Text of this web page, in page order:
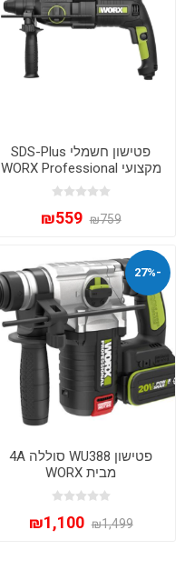
פטישון חשמלי SDS-Plus
מקצועי WORX Professional
WU345P – הספק 800W
₪759
₪559
-27%
פטישון WU388 סוללה 4A
מבית WORX
₪1,499
₪1,100